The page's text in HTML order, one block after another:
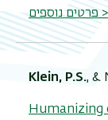
>>
Klein, P.S., &
Humanizing